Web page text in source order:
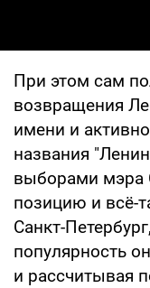
При этом сам
возвращения
имени и
названия
выборами мэра
позицию и всё-
Санкт-
популярность
и рассчитывая